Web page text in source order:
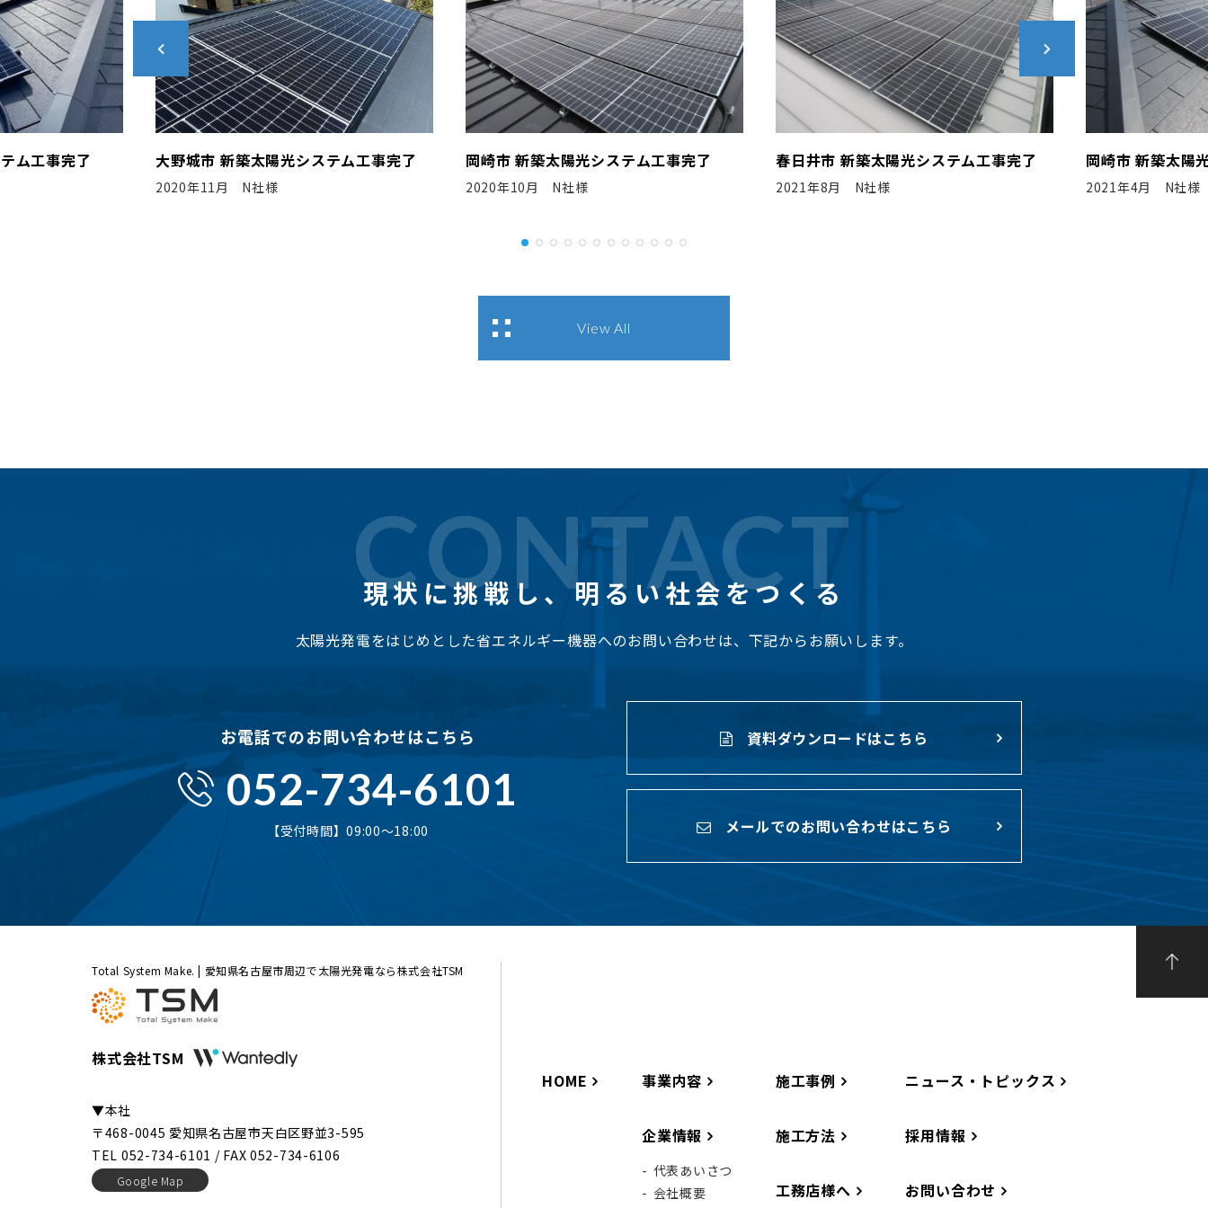
テム工事完了 岡崎市 新築太陽光システム工事完了
2020年10月 N社様
春日井市 新築太陽光システム工事完了
2021年8月 N社様
岡崎市 新築太陽光システム工事完了
2021年4月 N社様
豊川市 新築太陽
2020年8月 S工務
View All
CONTACT
現状に挑戦し、明るい社会をつくる
太陽光発電をはじめとした省エネルギー機器へのお問い合わせは、下記からお願いします。
お電話でのお問い合わせはこちら
052-734-6101
【受付時間】09:00〜18:00
資料ダウンロードはこちら
メールでのお問い合わせはこちら
Total System Make. | 愛知県名古屋市周辺で太陽光発電なら株式会社TSM
株式会社TSM
▼本社
〒468-0045 愛知県名古屋市天白区野並3-595
TEL 052-734-6101 / FAX 052-734-6106
Google Map
HOME 事業内容
企業情報
代表あいさつ
会社概要
施工事例
施工方法
工務店様へ
ニュース・トピックス
採用情報
お問い合わせ